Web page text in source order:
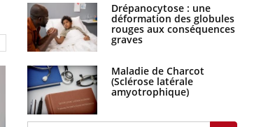
Drépanocytose : une
déformation des globules
rouges aux conséquences
graves
Maladie de Charcot
(Sclérose latérale
amyotrophique)